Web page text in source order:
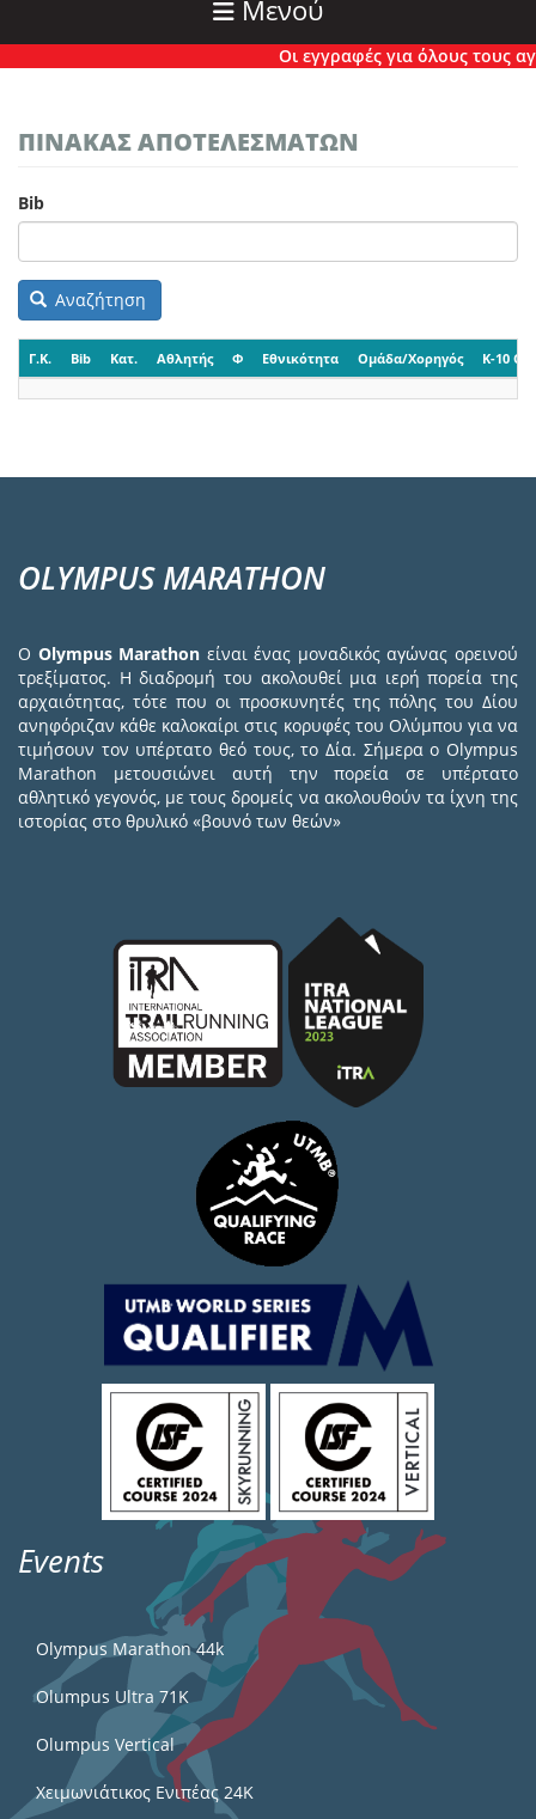
Μενού
Οι εγγραφές για όλους τους
ΠΙΝΑΚΑΣ ΑΠΟΤΕΛΕΣΜΑΤΩΝ
Bib
Αναζήτηση
Γ.Κ. Bib Κατ. Αθλητής Φ Εθνικότητα Ομάδα/Χορηγός K-10
OLYMPUS MARATHON
Ο Olympus Marathon είναι ένας μοναδικός αγώνας ορεινού
τρεξίματος. Η διαδρομή του ακολουθεί μια ιερή πορεία της
αρχαιότητας, τότε που οι προσκυνητές της πόλης του Δίου
ανηφόριζαν κάθε καλοκαίρι στις κορυφές του Ολύμπου για να
τιμήσουν τον υπέρτατο θεό τους, το Δία. Σήμερα ο Olympus
Marathon μετουσιώνει αυτή την πορεία σε υπέρτατο
αθλητικό γεγονός, με τους δρομείς να ακολουθούν τα ίχνη της
ιστορίας στο θρυλικό «βουνό των θεών»
Events
Olympus Marathon 44k
Olumpus Ultra 71K
Olumpus Vertical
Χειμωνιάτικος Ενιπέας 24Κ